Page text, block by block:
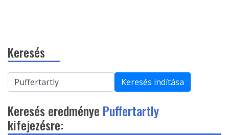
Keresés
Keresés indítása
Keresés eredménye Puffertartly
kifejezésre: